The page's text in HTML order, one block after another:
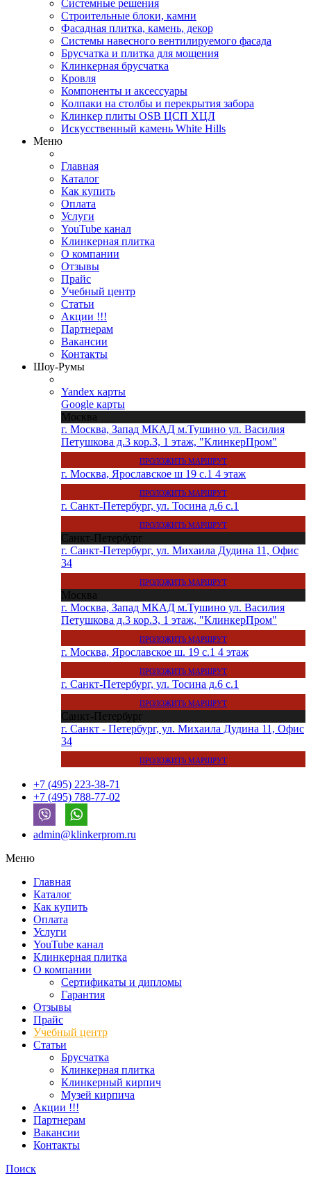
Системные решения
Строительные блоки, камни
Фасадная плитка, камень, декор
Системы навесного вентилируемого фасада
Брусчатка и плитка для мощения
Клинкерная брусчатка
Кровля
Компоненты и аксессуары
Колпаки на столбы и перекрытия забора
Клинкер плиты OSB ЦСП ХЦЛ
Искусственный камень White Hills
Меню
Главная
Каталог
Как купить
Оплата
Услуги
YouTube канал
Клинкерная плитка
О компании
Отзывы
Прайс
Учебный центр
Статьи
Акции !!!
Партнерам
Вакансии
Контакты
Шоу-Румы
Yandex карты
Google карты
Москва
г. Москва, Запад МКАД м.Тушино ул. Василия
Петушкова д.3 кор.3, 1 этаж, "КлинкерПром"
ПРОЛОЖИТЬ МАРШРУТ
г. Москва, Ярославское ш 19 с.1 4 этаж
ПРОЛОЖИТЬ МАРШРУТ
г. Санкт-Петербург, ул. Тосина д.6 с.1
ПРОЛОЖИТЬ МАРШРУТ
Санкт-Петербург
г. Санкт-Петербург, ул. Михаила Дудина 11, Офис
34
ПРОЛОЖИТЬ МАРШРУТ
Москва
г. Москва, Запад МКАД м.Тушино ул. Василия
Петушкова д.3 кор.3, 1 этаж, "КлинкерПром"
ПРОЛОЖИТЬ МАРШРУТ
г. Москва, Ярославское ш. 19 с.1 4 этаж
ПРОЛОЖИТЬ МАРШРУТ
г. Санкт-Петербург, ул. Тосина д.6 с.1
ПРОЛОЖИТЬ МАРШРУТ
Санкт-Петербург
г. Санкт - Петербург, ул. Михаила Дудина 11, Офис
34
ПРОЛОЖИТЬ МАРШРУТ
+7 (495) 223-38-71
+7 (495) 788-77-02
admin@klinkerprom.ru
Меню
Главная
Каталог
Как купить
Оплата
Услуги
YouTube канал
Клинкерная плитка
О компании
Сертификаты и дипломы
Гарантия
Отзывы
Прайс
Учебный центр
Статьи
Брусчатка
Клинкерная плитка
Клинкерный кирпич
Музей кирпича
Акции !!!
Партнерам
Вакансии
Контакты
Поиск